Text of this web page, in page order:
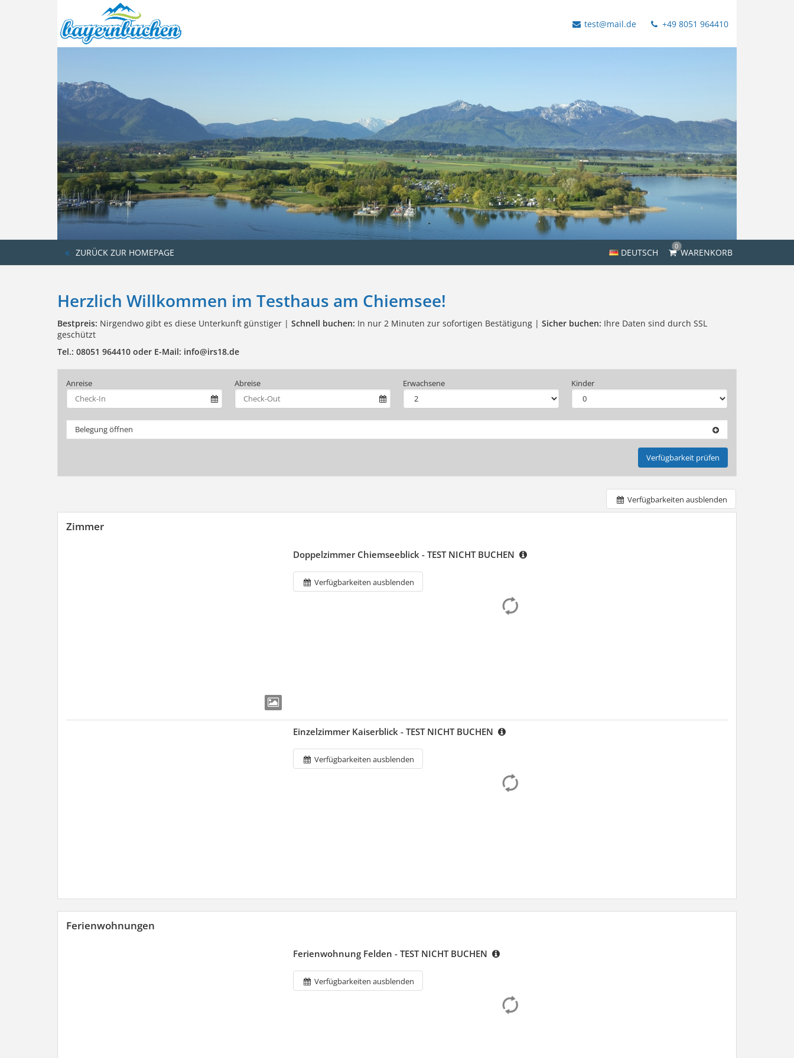
test@mail.de +49 8051 964410
DEUTSCH
0
WARENKORB
ZURÜCK ZUR HOMEPAGE
Herzlich Willkommen im Testhaus am Chiemsee!
Bestpreis: Nirgendwo gibt es diese Unterkunft günstiger | Schnell buchen: In nur 2 Minuten zur sofortigen Bestätigung | Sicher buchen: Ihre Daten sind durch SSL
geschützt
Tel.: 08051 964410 oder E-Mail: info@irs18.de
Anreise Abreise Erwachsene Kinder
Belegung öffnen
Verfügbarkeit prüfen
Verfügbarkeiten ausblenden
Zimmer
Doppelzimmer Chiemseeblick - TEST NICHT BUCHEN
Verfügbarkeiten ausblenden
Einzelzimmer Kaiserblick - TEST NICHT BUCHEN
Verfügbarkeiten ausblenden
Ferienwohnungen
Ferienwohnung Felden - TEST NICHT BUCHEN
Verfügbarkeiten ausblenden